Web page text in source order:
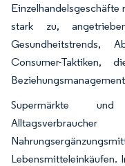
Einzelhandelsgeschäfte
stark zu,
Gesundheitstrends,
Consumer-Taktiken,
Supermärkte und
Lebensmitteleinkäufen.